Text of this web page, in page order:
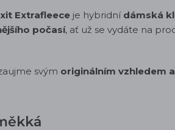
Extrafleece je hybridní dámská
počasí, ať už se vydáte na
svým originálním vzhledem